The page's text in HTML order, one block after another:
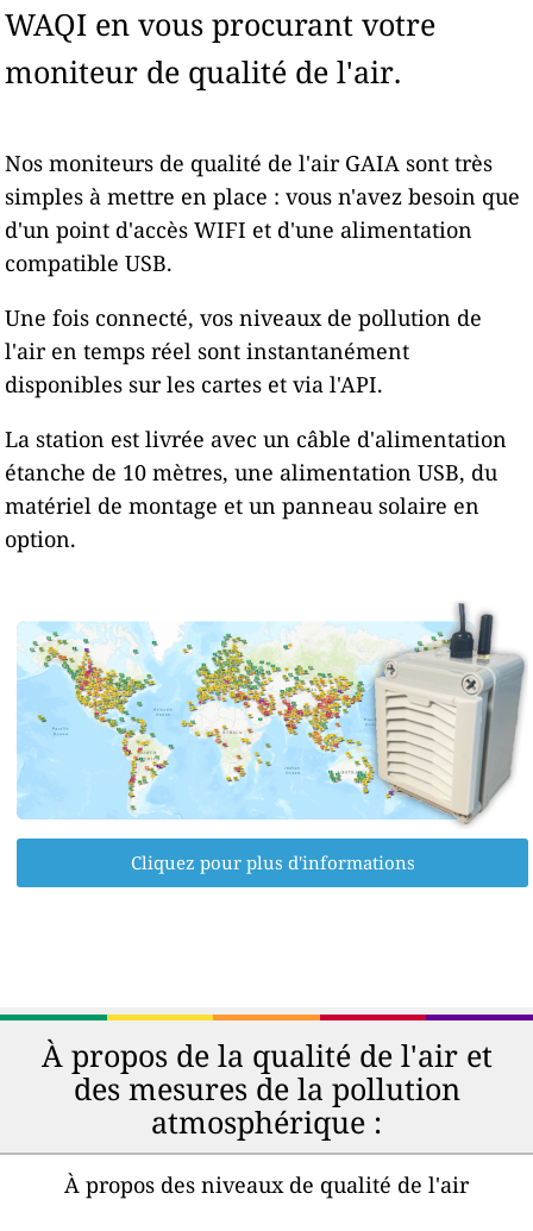
WAQI en vous procurant votre
moniteur de qualité de l'air.
Nos moniteurs de qualité de l'air GAIA sont très
simples à mettre en place : vous n'avez besoin que
d'un point d'accès WIFI et d'une alimentation
compatible USB.
Une fois connecté, vos niveaux de pollution de
l'air en temps réel sont instantanément
disponibles sur les cartes et via l'API.
La station est livrée avec un câble d'alimentation
étanche de 10 mètres, une alimentation USB, du
matériel de montage et un panneau solaire en
option.
Cliquez pour plus d'informations
À propos de la qualité de l'air et
des mesures de la pollution
atmosphérique :
À propos des niveaux de qualité de l'air